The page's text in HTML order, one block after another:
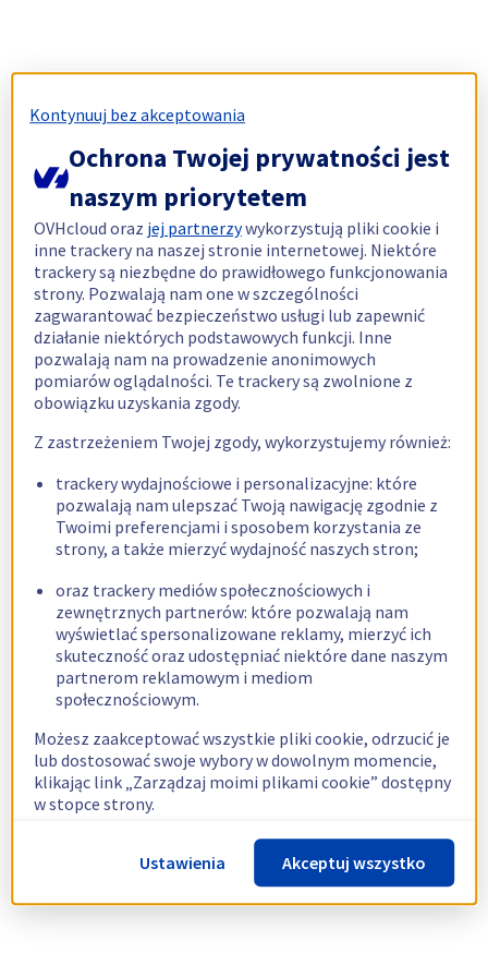
Kontynuuj bez akceptowania
Ochrona Twojej prywatności jest
naszym priorytetem
OVHcloud oraz jej partnerzywykorzystują pliki cookie i
inne trackery na naszej stronie internetowej. Niektóre
trackery są niezbędne do prawidłowego funkcjonowania
strony. Pozwalają nam one w szczególności
zagwarantować bezpieczeństwo usługi lub zapewnić
działanie niektórych podstawowych funkcji. Inne
pozwalają nam na prowadzenie anonimowych
pomiarów oglądalności. Te trackery są zwolnione z
obowiązku uzyskania zgody.
Z zastrzeżeniem Twojej zgody, wykorzystujemy również:
trackery wydajnościowe i personalizacyjne: które
pozwalają nam ulepszać Twoją nawigację zgodnie z
Twoimi preferencjami i sposobem korzystania ze
strony, a także mierzyć wydajność naszych stron;
oraz trackery mediów społecznościowych i
zewnętrznych partnerów: które pozwalają nam
wyświetlać spersonalizowane reklamy, mierzyć ich
skuteczność oraz udostępniać niektóre dane naszym
partnerom reklamowym i mediom
społecznościowym.
Możesz zaakceptować wszystkie pliki cookie, odrzucić je
lub dostosować swoje wybory w dowolnym momencie,
klikając link „Zarządzaj moimi plikami cookie” dostępny
w stopce strony.
Więcej informacji znajdziesz w naszejpolityce
dotyczącej wykorzystywania plików cookie.
Ustawienia Akceptuj wszystko